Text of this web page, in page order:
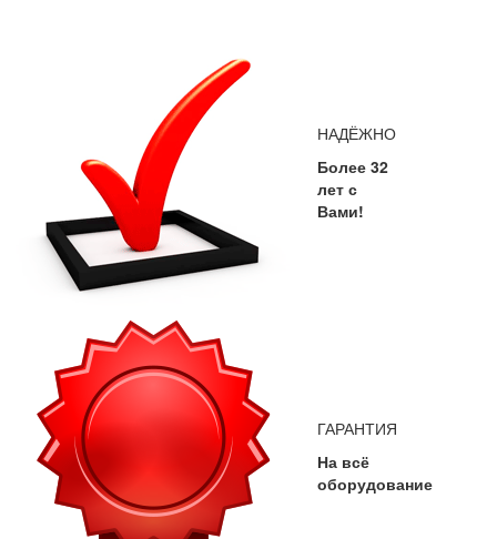
НАДЁЖНО
Более 32
лет с
Вами!
ГАРАНТИЯ
На всё
оборудование